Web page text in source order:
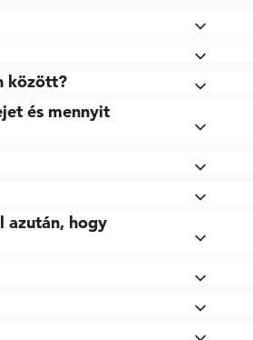
között?
és mennyit
azután, hogy